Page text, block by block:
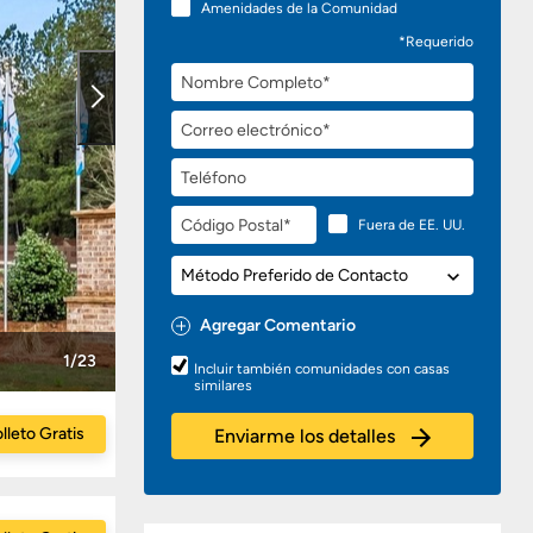
Amenidades de la Comunidad
*Requerido
Nombre
Completo
Correo
electrónico
Teléfono
Código
Postal
Fuera de EE. UU.
Método
Preferido
de
Contacto
Agregar Comentario
Preguntas
o
Comentarios
Incluir también comunidades con casas
similares
Enviarme los detalles
1/23
Gratis